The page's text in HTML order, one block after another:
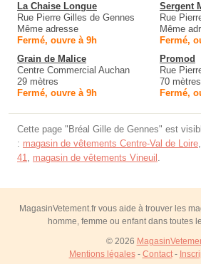
La Chaise Longue
Rue Pierre Gilles de Gennes
Même adresse
Fermé, ouvre à 9h
Sergent
Rue
Même
Fermé,
Grain de Malice
Centre Commercial Auchan
29 mètres
Fermé, ouvre à 9h
Promod
Rue
70 mètres
Fermé,
Cette page "Bréal Gille de Gennes" est
: magasin de vêtements Centre-Val de Loire,
41, magasin de vêtements Vineuil .
MagasinVetement.fr vous aide à trouver les
homme, femme ou enfant dans toutes
© 2026
Mentions légales- Contact-